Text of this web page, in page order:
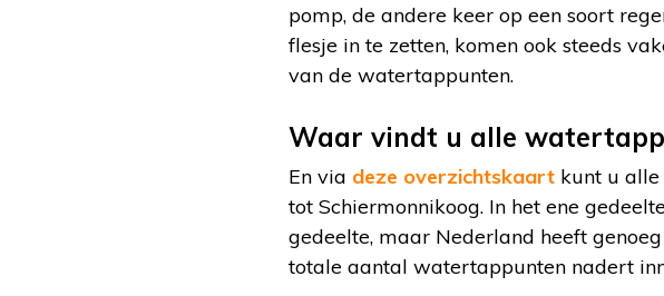
pomp, de andere keer op een soort
flesje in te zetten, komen ook steeds
van de watertappunten.
Waar vindt u alle
En via deze overzichtskaart kunt u
tot Schiermonnikoog. In het ene
gedeelte, maar Nederland heeft
totale aantal watertappunten nadert